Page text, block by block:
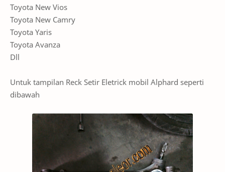
Toyota New Vios
Toyota New Camry
Toyota Yaris
Toyota Avanza
Dll
Untuk tampilan Reck Setir Eletrick mobil Alphard seperti
dibawah